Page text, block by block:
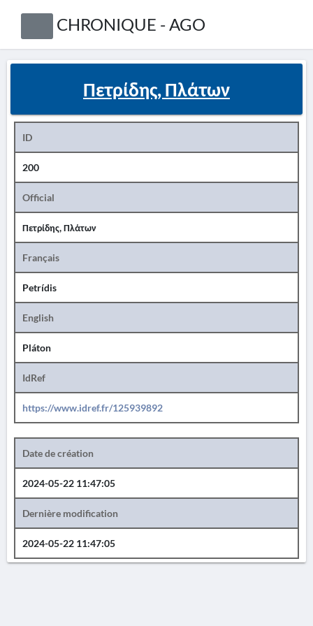
CHRONIQUE - AGO
Πετρίδης, Πλάτων
ID
200
Official
Πετρίδης, Πλάτων
Français
Petrídis
English
Pláton
IdRef
https://www.idref.fr/125939892
Date de création
2024-05-22 11:47:05
Dernière modification
2024-05-22 11:47:05